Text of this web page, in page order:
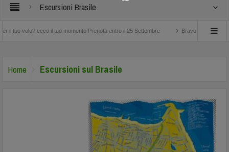
Escursioni Brasile
ecco il tuo momento Prenota entro il 25 Settembre Bravo Club Viva Miches
Home Escursioni sul Brasile